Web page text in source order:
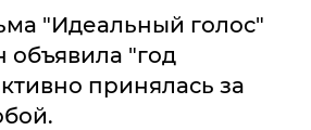
"Идеальный голос"
объявила "год
принялась за